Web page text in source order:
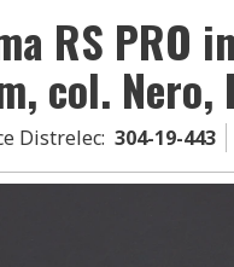
RS PRO
col.
Distrelec: 304-19-443